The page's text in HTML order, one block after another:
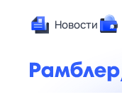
Новости